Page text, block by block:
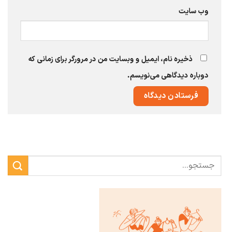
وب‌ سایت
ذخیره نام، ایمیل و وبسایت من در مرورگر برای زمانی که
دوباره دیدگاهی می‌نویسم.